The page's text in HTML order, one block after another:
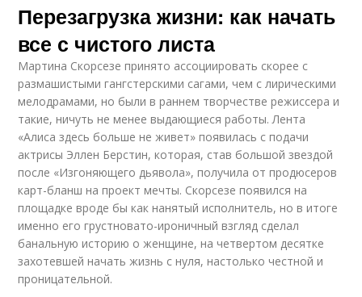
Перезагрузка жизни: как начать
все с чистого листа
Мартина Скорсезе принято ассоциировать скорее с
размашистыми гангстерскими сагами, чем с лирическими
мелодрамами, но были в раннем творчестве режиссера и
такие, ничуть не менее выдающиеся работы. Лента
«Алиса здесь больше не живет» появилась с подачи
актрисы Эллен Берстин, которая, став большой звездой
после «Изгоняющего дьявола», получила от продюсеров
карт-бланш на проект мечты. Скорсезе появился на
площадке вроде бы как нанятый исполнитель, но в итоге
именно его грустновато-ироничный взгляд сделал
банальную историю о женщине, на четвертом десятке
захотевшей начать жизнь с нуля, настолько честной и
проницательной.